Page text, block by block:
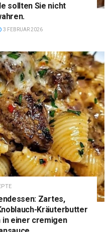
sollten Sie nicht
3 FEBRUAR 2026
Zartes,
Kräuterbutter
in einer cremigen